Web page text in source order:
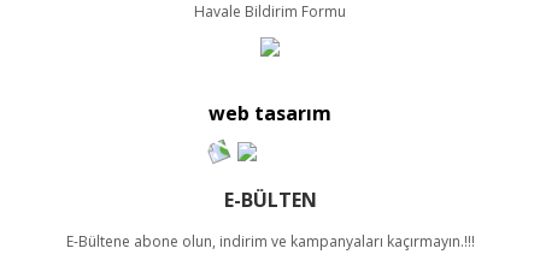
Havale Bildirim Formu
web tasarım
E-BÜLTEN
E-Bültene abone olun, indirim ve kampanyaları kaçırmayın.!!!